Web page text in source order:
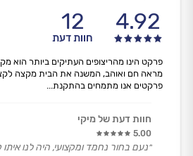
4.92
12
חוות דעת
פרקט הינו מהריצופים העתיקים ביותר הוא
מראה חם ואוהב, המשנה את הבית מקצה
פרקטים אנו מתמחים בהתקנת...
חוות דעת של מיקי
5.00
״נעם בחור נחמד ומקצועי, היה לנו